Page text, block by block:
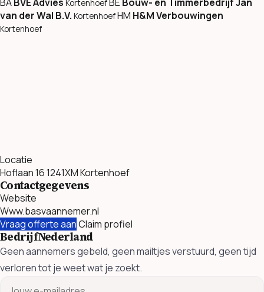
Kortenhoef
van der Wal B.V. KortenhoefHM H&M Verbouwingen
Kortenhoef
Locatie
Hoflaan 16 1241XM Kortenhoef
Contactgegevens
Website
Www.basvaannemer.nl
Vraag offerte aanClaim profiel
BedrijfNederland
Geen aannemers gebeld, geen mailtjes verstuurd, geen tijd
verloren tot je weet wat je zoekt.